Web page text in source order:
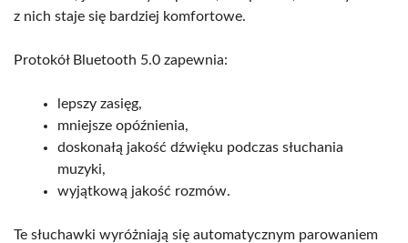
z nich staje się bardziej komfortowe.
Protokół Bluetooth 5.0 zapewnia:
lepszy zasięg,
mniejsze opóźnienia,
doskonałą jakość dźwięku podczas słuchania
muzyki,
wyjątkową jakość rozmów.
Te słuchawki wyróżniają się automatycznym parowaniem